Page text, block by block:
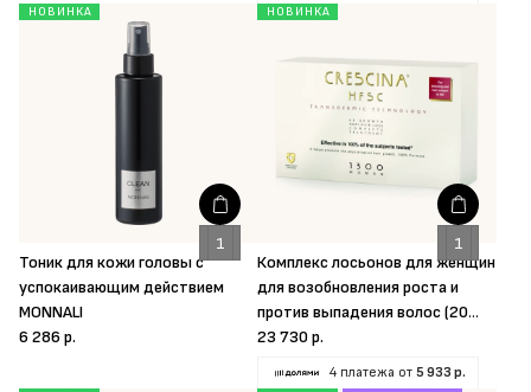
НОВИНКА
Тоник для кожи головы с
успокаивающим действием
MONNALI
6 286 р.
НОВИНКА
Комплекс лосьонов для женщин
для возобновления роста и
против выпадения волос (20
ампул) Crescina
23 730 р.
4 платежа от 5 933 р.